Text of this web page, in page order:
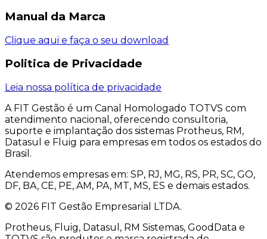
Manual da Marca
Clique aqui e faça o seu download
Politica de Privacidade
Leia nossa política de privacidade
A FIT Gestão é um Canal Homologado TOTVS com
atendimento nacional, oferecendo consultoria,
suporte e implantação dos sistemas Protheus, RM,
Datasul e Fluig para empresas em todos os estados do
Brasil.
Atendemos empresas em: SP, RJ, MG, RS, PR, SC, GO,
DF, BA, CE, PE, AM, PA, MT, MS, ES e demais estados.
© 2026 FIT Gestão Empresarial LTDA.
Protheus, Fluig, Datasul, RM Sistemas, GoodData e